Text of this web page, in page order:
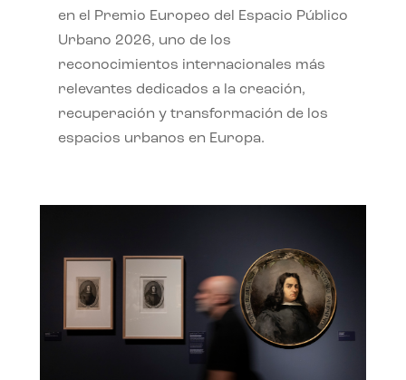
en el Premio Europeo del Espacio Público
Urbano 2026, uno de los
reconocimientos internacionales más
relevantes dedicados a la creación,
recuperación y transformación de los
espacios urbanos en Europa.